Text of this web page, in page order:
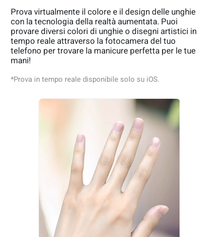
Prova virtualmente il colore e il design delle unghie
con la tecnologia della realtà aumentata. Puoi
provare diversi colori di unghie o disegni artistici in
tempo reale attraverso la fotocamera del tuo
telefono per trovare la manicure perfetta per le tue
mani!
*Prova in tempo reale disponibile solo su iOS.